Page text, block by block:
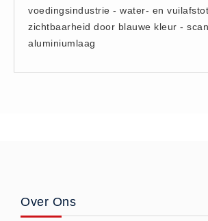
BHV kasten (0)
Evacuatie - Zaklampen (0)
Kleding - Hesjes (0)
Brandblusmiddelen
Brandmelders
voedingsindustrie - water- en
zichtbaarheid door blauwe kleur -
aluminiumlaag
Over Ons